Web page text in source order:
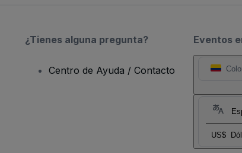
Eventos
US$
¿Tienes alguna pregunta?
Centro de Ayuda / Contacto